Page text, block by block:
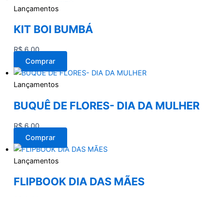
Lançamentos
KIT BOI BUMBÁ
R$6,00
Comprar
Lançamentos
BUQUÊ DE FLORES- DIA DA MULHER
R$6,00
Comprar
Lançamentos
FLIPBOOK DIA DAS MÃES